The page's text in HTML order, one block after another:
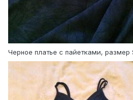
Черное платье с пайетками, размер